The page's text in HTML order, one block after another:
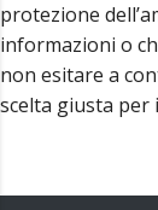
protezione
informazioni o
non esitare a
scelta giusta per